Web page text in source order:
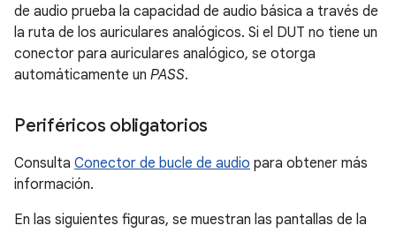
de audio prueba la capacidad de audio básica a través de
la ruta de los auriculares analógicos. Si el DUT no tiene un
conector para auriculares analógico, se otorga
automáticamente un PASS.
Periféricos obligatorios
Consulta Conector de bucle de audio para obtener más
información.
En las siguientes figuras, se muestran las pantallas de la